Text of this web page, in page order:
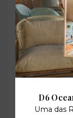
O-73395-
Perfil:
Situação:
D6
Uma das